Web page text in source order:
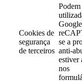
Cookies de
segurança
de terceiros
Podem
Google
se a
anti-
estiver
nos